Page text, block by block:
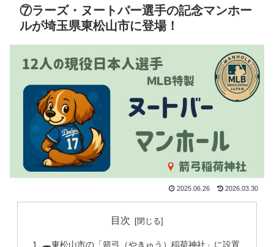
⑦ラーズ・ヌートバー選手の記念マンホー
ルが埼玉県東松山市に登場！
2025.06.26 2026.03.30
目次
🕳東松山市の「箭弓（やきゅう）稲荷神社」に設置